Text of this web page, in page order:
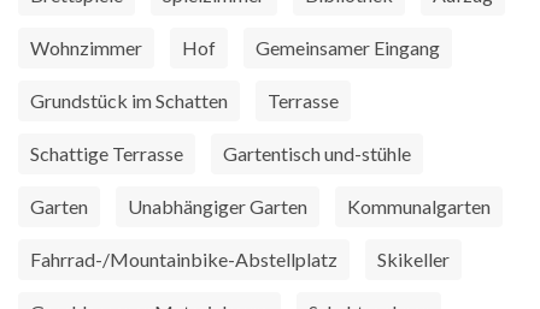
Wohnzimmer Hof Gemeinsamer Eingang
Grundstück im Schatten Terrasse
Schattige Terrasse Gartentisch und-stühle
Garten Unabhängiger Garten Kommunalgarten
Fahrrad-/Mountainbike-Abstellplatz Skikeller